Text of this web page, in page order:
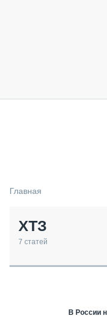
МЕРОПРИЯТИЯ
Главная
ХТЗ
7 статей
В России